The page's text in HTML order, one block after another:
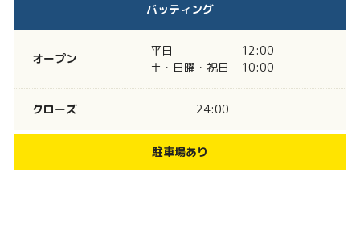
バッティング
オープン
平日
12:00
土・日曜・祝日
10:00
クローズ 24:00
駐車場あり